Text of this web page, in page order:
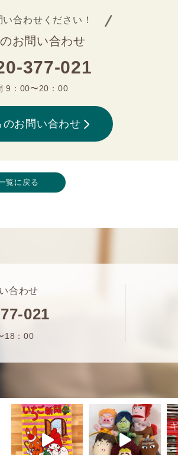
合わせください！
お問い合わせ
377-021
9：00〜20：00
のお問い合わせ
覧に戻る
合わせ
021
18：00